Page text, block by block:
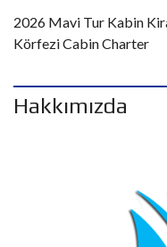
2026 Mavi Tur Kabin
Körfezi Cabin Charter
Hakkımızda